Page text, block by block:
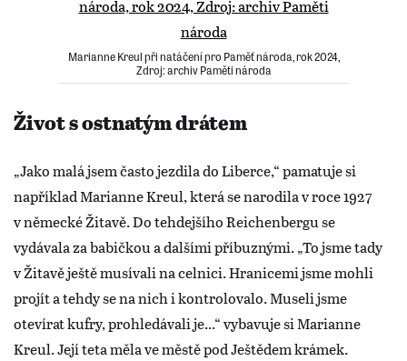
Marianne Kreul při natáčení pro Paměť národa, rok 2024,
Zdroj: archiv Paměti národa
Život s ostnatým drátem
„Jako malá jsem často jezdila do Liberce,“ pamatuje si
například Marianne Kreul, která se narodila v roce 1927
v německé Žitavě. Do tehdejšího Reichenbergu se
vydávala za babičkou a dalšími příbuznými. „To jsme tady
v Žitavě ještě musívali na celnici. Hranicemi jsme mohli
projít a tehdy se na nich i kontrolovalo. Museli jsme
otevírat kufry, prohledávali je...“ vybavuje si Marianne
Kreul. Její teta měla ve městě pod Ještědem krámek.